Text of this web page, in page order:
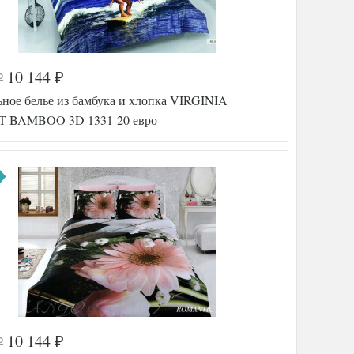
Secret
(Турция)
542-703
TT15940
Бамбук-
Хлопок
200х220
240х260
50х70
(2шт),
70х70
(2шт)
Virginia
Secret
(Турция)
542-707
10 144 ₽
белье из бамбука и хлопка VIRGINIA
BAMBOO 3D 1331-20 евро
10 144 ₽